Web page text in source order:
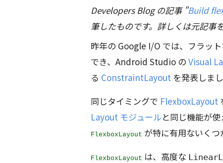
Developers Blog の記事 "Build
筆したものです。詳しくは元記事
昨年の Google I/O では、フラッ
でき、Android Studio の Visual
る ConstraintLayout を発表しまし
同じタイミングで FlexboxLayout
Layout モジュールと同じ機能が
FlexboxLayout が特に有用ないくつ
FlexboxLayout は、高度な